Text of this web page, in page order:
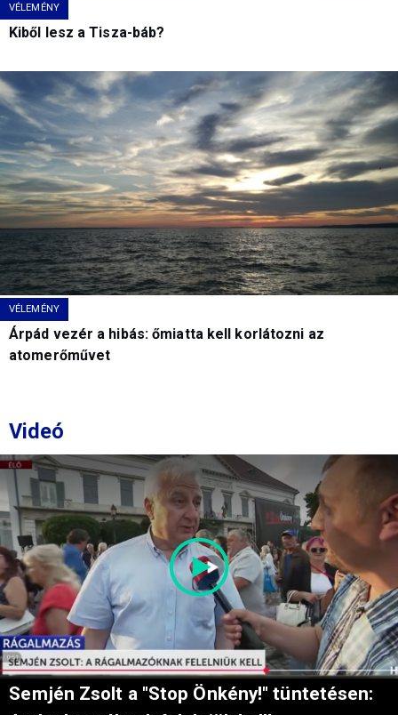
VÉLEMÉNY
Kiből lesz a Tisza-báb?
VÉLEMÉNY
Árpád vezér a hibás: őmiatta kell korlátozni az
atomerőművet
Videó
Semjén Zsolt a "Stop Önkény!" tüntetésen: